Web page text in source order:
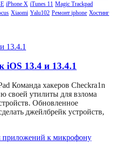
iPhone X iTunes 11 Magic Trackpad
Xiaomi Yalu102 Ремонт iphone Хостинг
13.4 и 13.4.1
Команда хакеров Checkra1n
своей утилиты для взлома
Обновленное
джейлбрейк устройств,